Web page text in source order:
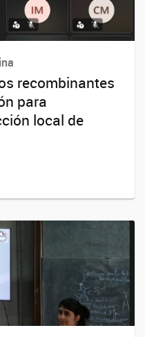
recombinantes
para
local de